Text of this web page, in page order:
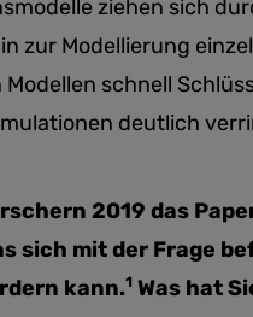
ziehen sich
zur Modellierung
schnell
deutlich
2019 das
sich mit der Frage
kann.1Was hat